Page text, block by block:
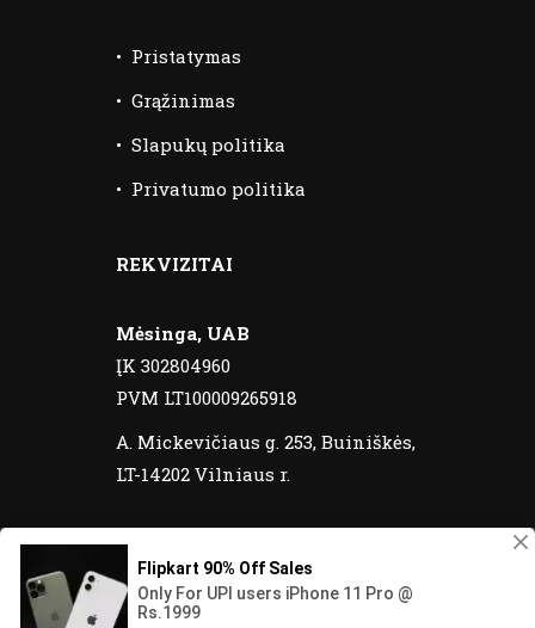
• Pristatymas
• Grąžinimas
• Slapukų politika
• Privatumo politika
REKVIZITAI
Mėsinga, UAB
ĮK 302804960
PVM LT100009265918
A. Mickevičiaus g. 253, Buiniškės,
LT-14202 Vilniaus r.